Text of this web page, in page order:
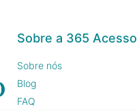
Sobre a 365 Acesso
Sobre nós
Blog
FAQ